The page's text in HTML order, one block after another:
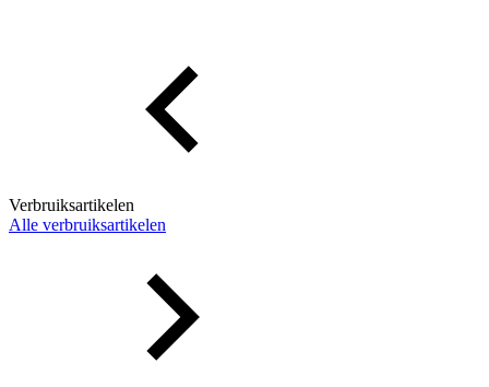
Verbruiksartikelen
Alle verbruiksartikelen